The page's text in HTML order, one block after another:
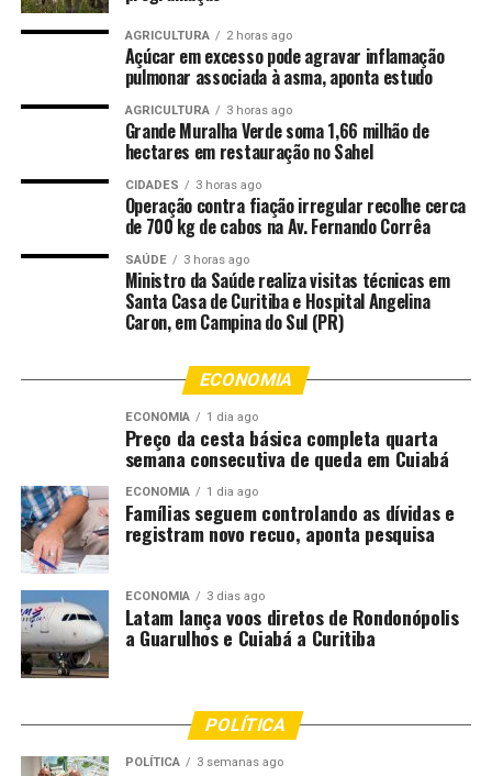
A exposição fica em cartaz até 25 de julho. A visitação é
gratuita: de quarta a sexta, das 9h às 19h , e aos
sábados, domingos e feriados, das 10h às 20h. O Museu
da Cultura Cearense fica dentro do Centro Dragão do
Mar de Arte e Cultura.
Fonte: EBC Cultura
Comentários
CEARENSE CULTURA
EXPOSIÇÃO
MUSEU QUILOMBOLAS REABERTO SOBRE
Exposição em Petrópolis marca 200 anos do nascimento
de D. Pedro II
DON'T MISS
Obra de Mauricio de Sousa vira patrimônio cultural
imaterial de SP
AGRICULTURA 2 horas ago
Açúcar em excesso pode agravar inflamação
pulmonar associada à asma, aponta estudo
AGRICULTURA 3 horas ago
Grande Muralha Verde soma 1,66 milhão de
hectares em restauração no Sahel
CIDADES 3 horas ago
Operação contra fiação irregular recolhe cerca
de 700 kg de cabos na Av. Fernando Corrêa
SAÚDE 3 horas ago
Ministro da Saúde realiza visitas técnicas em
Santa Casa de Curitiba e Hospital Angelina
Caron, em Campina do Sul (PR)
ECONOMIA
ECONOMIA 1 dia ago
Preço da cesta básica completa quarta
semana consecutiva de queda em Cuiabá
ECONOMIA 1 dia ago
Famílias seguem controlando as dívidas e
registram novo recuo, aponta pesquisa
ECONOMIA 3 dias ago
Latam lança voos diretos de Rondonópolis
a Guarulhos e Cuiabá a Curitiba
POLÍTICA
POLÍTICA 3 semanas ago